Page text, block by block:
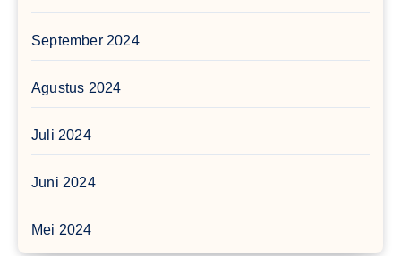
September 2024
Agustus 2024
Juli 2024
Juni 2024
Mei 2024